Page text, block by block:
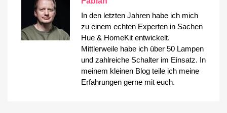
In den letzten Jahren habe ich mich
zu einem echten Experten in Sachen
Hue & HomeKit entwickelt.
Mittlerweile habe ich über 50 Lampen
und zahlreiche Schalter im Einsatz. In
meinem kleinen Blog teile ich meine
Erfahrungen gerne mit euch.